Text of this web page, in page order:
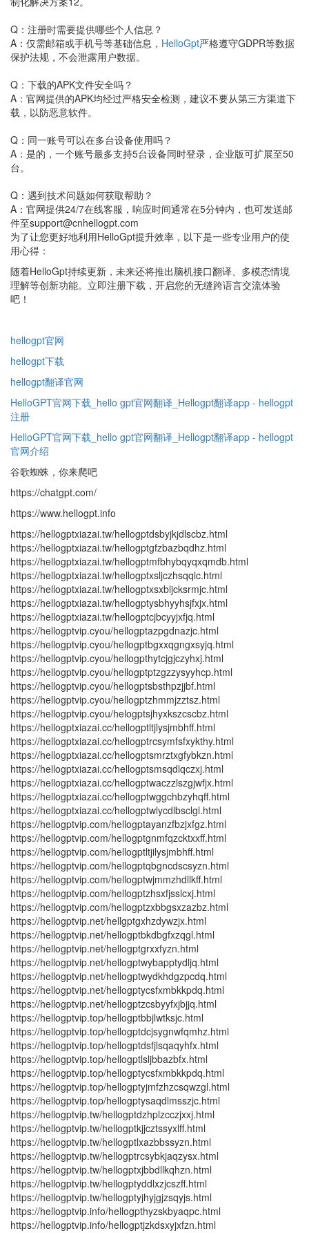
Q：注册时需要提供哪些个人信息？
A：仅需邮箱或手机号等基础信息， HelloGpt严格遵守GDPR等数据
保护法规，不会泄露用户数据。
Q：下载的APK文件安全吗？
A：官网提供的APK均经过严格安全检测，建议不要从第三方渠道下
载，以防恶意软件。
Q：同一账号可以在多台设备使用吗？
A：是的，一个账号最多支持5台设备同时登录，企业版可扩展至50
台。
Q：遇到技术问题如何获取帮助？
A：官网提供24/7在线客服，响应时间通常在5分钟内，也可发送邮
件至support@cnhellogpt.com
为了让您更好地利用HelloGpt提升效率，以下是一些专业用户的使
用心得：
随着HelloGpt持续更新，未来还将推出脑机接口翻译、多模态情境
理解等创新功能。立即注册下载，开启您的无缝跨语言交流体验
吧！
hellogpt官网
hellogpt下载
hellogpt翻译官网
HelloGPT官网下载_hello gpt官网翻译_Hellogpt翻译app - hellogpt
注册
HelloGPT官网下载_hello gpt官网翻译_Hellogpt翻译app - hellogpt
官网介绍
谷歌蜘蛛，你来爬吧
https://chatgpt.com/
https://www.hellogpt.info
https://hellogptxiazai.tw/hellogptdsbyjkjdlscbz.html
https://hellogptxiazai.tw/hellogptgfzbazbqdhz.html
https://hellogptxiazai.tw/hellogptmfbhybqyqxqmdb.html
https://hellogptxiazai.tw/hellogptxsljczhsqqlc.html
https://hellogptxiazai.tw/hellogptxsxbljcksrmjc.html
https://hellogptxiazai.tw/hellogptysbhyyhsjfxjx.html
https://hellogptxiazai.tw/hellogptcjbcyyjxfjq.html
https://hellogptvip.cyou/hellogptazpgdnazjc.html
https://hellogptvip.cyou/hellogptbgxxqgngxsyjq.html
https://hellogptvip.cyou/hellogpthytcjgjczyhxj.html
https://hellogptvip.cyou/hellogptptzgzzysyyhcp.html
https://hellogptvip.cyou/hellogptsbsthpzjjbf.html
https://hellogptvip.cyou/hellogptzhmmjzztsz.html
https://hellogptvip.cyou/helogptsjhyxkszcscbz.html
https://hellogptxiazai.cc/hellogptltjlysjmbhff.html
https://hellogptxiazai.cc/hellogptrcsymfsfxykthy.html
https://hellogptxiazai.cc/hellogptsmrztxgfybkzn.html
https://hellogptxiazai.cc/hellogptsmsqdlqczxj.html
https://hellogptxiazai.cc/hellogptwaczzlszgjwfjx.html
https://hellogptxiazai.cc/hellogptwggchbzyhqff.html
https://hellogptxiazai.cc/hellogptwlycdlbsclgl.html
https://hellogptvip.com/hellogptayanzfbzjxfgz.html
https://hellogptvip.com/hellogptgnmfqzcktxxff.html
https://hellogptvip.com/hellogptltjilysjmbhff.html
https://hellogptvip.com/hellogptqbgncdscsyzn.html
https://hellogptvip.com/hellogptwjmmzhdllkff.html
https://hellogptvip.com/hellogptzhsxfjsslcxj.html
https://hellogptvip.com/hellogptzxbbgsxzazbz.html
https://hellogptvip.net/hellgptgxhzdywzjx.html
https://hellogptvip.net/hellogptbkdbgfxzqgl.html
https://hellogptvip.net/hellogptgrxxfyzn.html
https://hellogptvip.net/hellogptwybapptydljq.html
https://hellogptvip.net/hellogptwydkhdgzpcdq.html
https://hellogptvip.net/hellogptycsfxmbkkpdq.html
https://hellogptvip.net/hellogptzcsbyyfxjbjjq.html
https://hellogptvip.top/hellogptbbjlwtksjc.html
https://hellogptvip.top/hellogptdcjsygnwfqmhz.html
https://hellogptvip.top/hellogptdsfjlsqaqyhfx.html
https://hellogptvip.top/hellogptlsljbbazbfx.html
https://hellogptvip.top/hellogptycsfxmbkkpdq.html
https://hellogptvip.top/hellogptyjmfzhzcsqwzgl.html
https://hellogptvip.top/hellogptysaqdlmsszjc.html
https://hellogptvip.tw/hellogptdzhplzcczjxxj.html
https://hellogptvip.tw/hellogptkjjcztssyxlff.html
https://hellogptvip.tw/hellogptlxazbbssyzn.html
https://hellogptvip.tw/hellogptrcsybkjaqzysx.html
https://hellogptvip.tw/hellogptxjbbdllkqhzn.html
https://hellogptvip.tw/hellogptyddlxzjcszff.html
https://hellogptvip.tw/hellogptyjhyjgjzsqyjs.html
https://hellogptvip.info/hellogpthyzskbyaqpc.html
https://hellogptvip.info/hellogptjzkdsxyjxfzn.html